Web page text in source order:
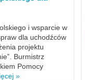
i wsparcie w
dla uchodźców
projektu
Burmistrz
Pomocy
»